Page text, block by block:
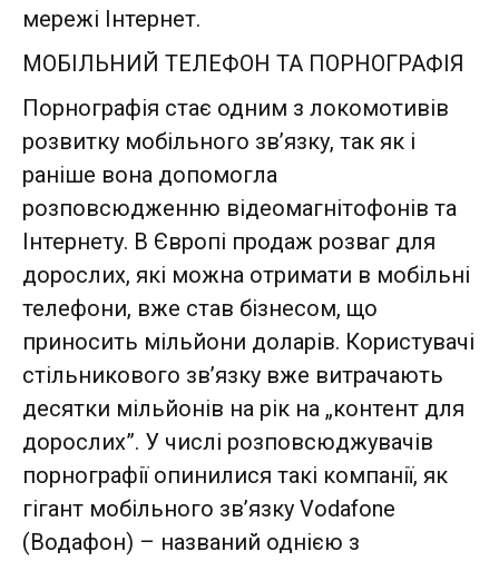
мережі Інтернет.
МОБІЛЬНИЙ ТЕЛЕФОН ТА ПОРНОГРАФІЯ
Порнографія стає одним з локомотивів
розвитку мобільного зв’язку, так як і
раніше вона допомогла
розповсюдженню відеомагнітофонів та
Інтернету. В Європі продаж розваг для
дорослих, які можна отримати в мобільні
телефони, вже став бізнесом, що
приносить мільйони доларів. Користувачі
стільникового зв’язку вже витрачають
десятки мільйонів на рік на „контент для
дорослих”. У числі розповсюджувачів
порнографії опинилися такі компанії, як
гігант мобільного зв’язку Vodafone
(Водафон) – названий однією з